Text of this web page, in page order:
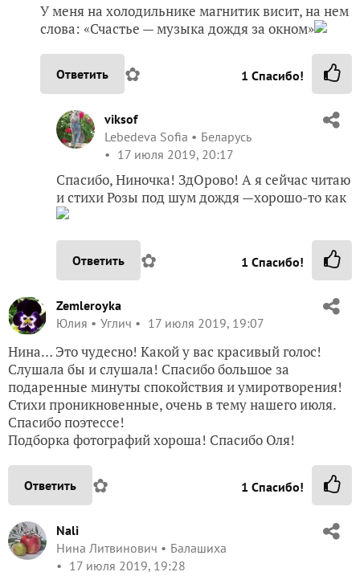
У меня на холодильнике магнитик висит, на нем
слова: «Счастье — музыка дождя за окном»
Ответить ✿ 1 Спасибо!
viksof
Lebedeva Sofia
Беларусь
17 июля 2019, 20:17
Спасибо, Ниночка! ЗдОрово! А я сейчас читаю
и стихи Розы под шум дождя —хорошо-то как
Ответить ✿ 1 Спасибо!
Zemleroyka
Юлия
Углич 17 июля 2019, 19:07
Нина… Это чудесно! Какой у вас красивый голос!
Слушала бы и слушала! Спасибо большое за
подаренные минуты спокойствия и умиротворения!
Стихи проникновенные, очень в тему нашего июля.
Спасибо поэтессе!
Подборка фотографий хороша! Спасибо Оля!
Ответить ✿ 1 Спасибо!
Nali
Нина Литвинович
Балашиха
17 июля 2019, 19:28